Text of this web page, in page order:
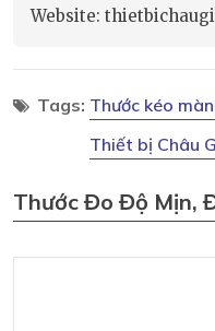
Website:
Tags: Thước kéo
Thiết bị Châu
Thước Đo Độ Mịn,